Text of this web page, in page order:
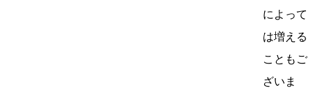
によって
は増える
こともご
ざいま